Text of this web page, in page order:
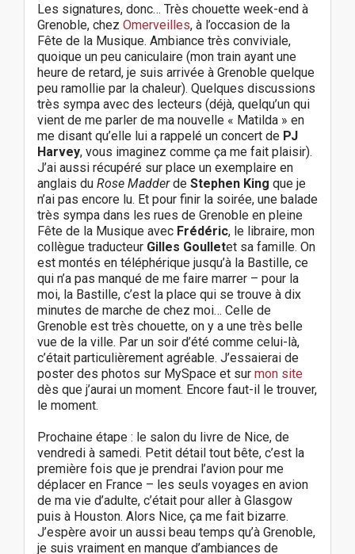
Les signatures, donc… Très chouette week-end à
Grenoble, chez Omerveilles, à l’occasion de la
Fête de la Musique. Ambiance très conviviale,
quoique un peu caniculaire (mon train ayant une
heure de retard, je suis arrivée à Grenoble quelque
peu ramollie par la chaleur). Quelques discussions
très sympa avec des lecteurs (déjà, quelqu’un qui
vient de me parler de ma nouvelle « Matilda » en
me disant qu’elle lui a rappelé un concert de PJ
Harvey, vous imaginez comme ça me fait plaisir).
J’ai aussi récupéré sur place un exemplaire en
anglais du Rose Madderde Stephen King que je
n’ai pas encore lu. Et pour finir la soirée, une balade
très sympa dans les rues de Grenoble en pleine
Fête de la Musique avec Frédéric, le libraire, mon
collègue traducteur Gilles Goulletet sa famille. On
est montés en téléphérique jusqu’à la Bastille, ce
qui n’a pas manqué de me faire marrer – pour la
moi, la Bastille, c’est la place qui se trouve à dix
minutes de marche de chez moi… Celle de
Grenoble est très chouette, on y a une très belle
vue de la ville. Par un soir d’été comme celui-là,
c’était particulièrement agréable. J’essaierai de
poster des photos sur MySpace et sur mon site
dès que j’aurai un moment. Encore faut-il le trouver,
le moment.
Prochaine étape : le salon du livre de Nice, de
vendredi à samedi. Petit détail tout bête, c’est la
première fois que je prendrai l’avion pour me
déplacer en France – les seuls voyages en avion
de ma vie d’adulte, c’était pour aller à Glasgow
puis à Houston. Alors Nice, ça me fait bizarre.
J’espère avoir un aussi beau temps qu’à Grenoble,
je suis vraiment en manque d’ambiances de